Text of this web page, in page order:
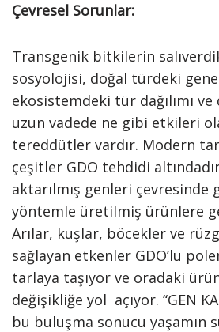
Çevresel Sorunlar:
Transgenik bitkilerin
sosyolojisi, doğal türdeki
ekosistemdeki tür dağılımı
uzun vadede ne gibi etkileri
tereddütler vardır. Modern
çeşitler GDO tehdidi
aktarılmış genleri çevresinde
yöntemle üretilmiş ürünlere
Arılar, kuşlar, böcekler ve
sağlayan etkenler GDO’lu
tarlaya taşıyor ve oradaki
değişikliğe yol açıyor. ‘‘GEN
bu buluşma sonucu yaşamın